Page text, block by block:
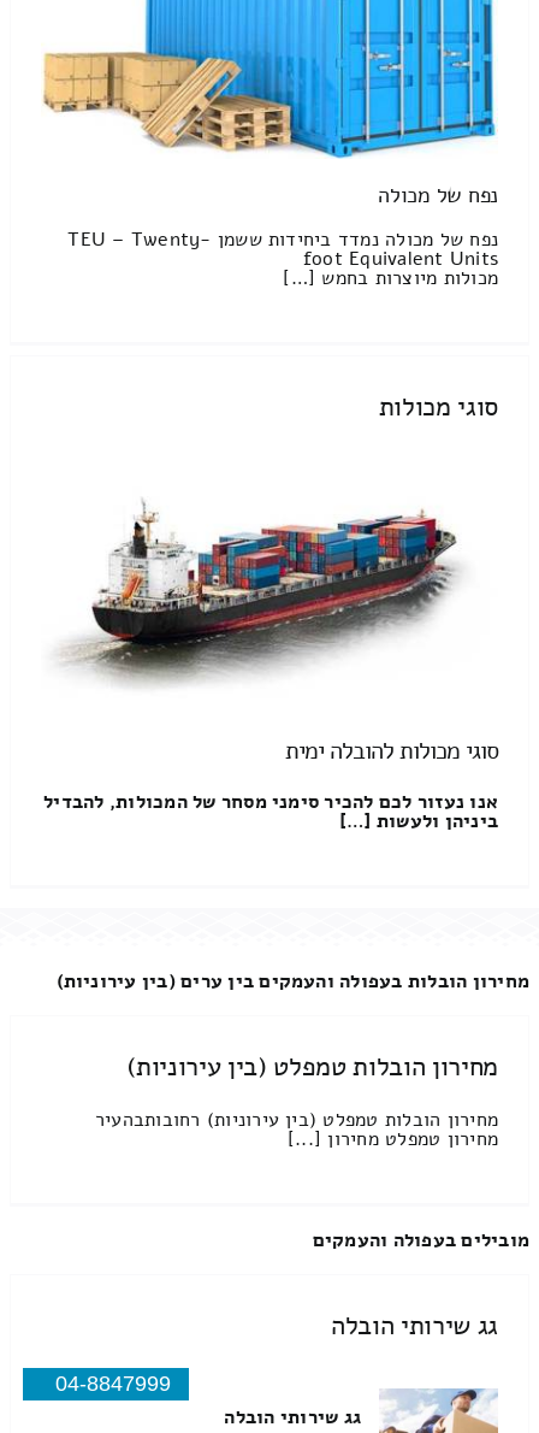
נפח של מכולה
נפח של מכולה נמדד ביחידות ששמן TEU – Twenty-
foot Equivalent Units
מכולות מיוצרות בחמש […]
סוגי מכולות
סוגי מכולות להובלה ימית
אנו נעזור לכם להכיר סימני מסחר של המכולות, להבדיל
ביניהן ולעשות […]
מחירון הובלות בעפולה והעמקים בין ערים (בין עירוניות)
מחירון הובלות טמפלט (בין עירוניות)
מחירון הובלות טמפלט (בין עירוניות) רחובותבהעיר
מחירון טמפלט מחירון [...]
מובילים בעפולה והעמקים
גג שירותי הובלה
04-8847999
גג שירותי הובלה